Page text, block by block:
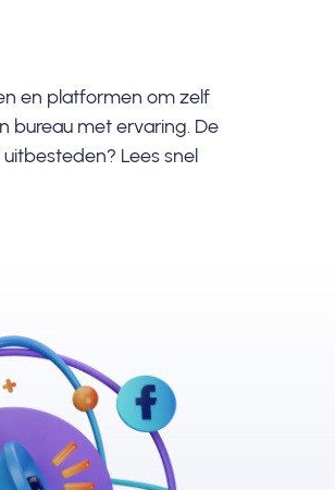
en platformen om zelf
bureau met ervaring. De
Lees snel